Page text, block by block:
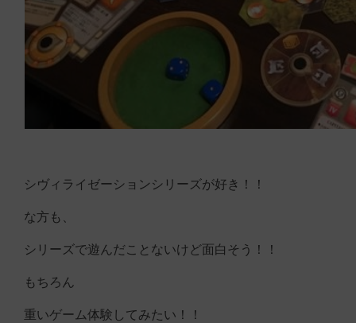
シヴィライゼーションシリーズが好き！！
な方も、
シリーズで遊んだことないけど面白そう！！
もちろん
重いゲーム体験してみたい！！